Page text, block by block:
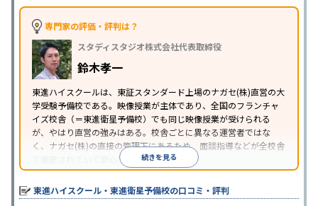
※2024年6月調査。大学受験塾・予備校のアンケート調査方法を参照
専門家の評価・評判は？
スタディスタジオ株式会社代表取締役
鈴木孝一
東進ハイスクールは、東証スタンダード上場のナガセ(株)直営の大
学受験予備校である。映像授業が主体であり、全国のフランチャ
イズ校舎（＝東進衛星予備校）でも同じ映像授業が受けられる
が、やはり直営の強みはある。校舎ごとに異なる運営者ではな
く、ナガセ(株)の直接の管理下にあるため、面談指導などが全校舎
で徹底されていて安心できる。
東進衛星予備校は、運営会社により指導方針や校舎のルールが異
なる。体験授業では、授業のみで判断するのではなく、担当者や
校舎雰囲気、校舎での合格実績などを確認すると良いだろう。
続きを見る
東進ハイスクール・東進衛星予備校の口コミ・評判